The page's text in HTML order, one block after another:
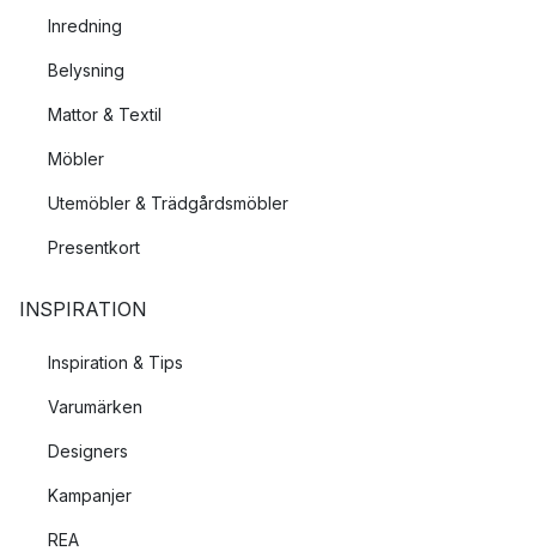
Inredning
Belysning
Mattor & Textil
Möbler
Utemöbler & Trädgårdsmöbler
Presentkort
INSPIRATION
Inspiration & Tips
Varumärken
Designers
Kampanjer
REA